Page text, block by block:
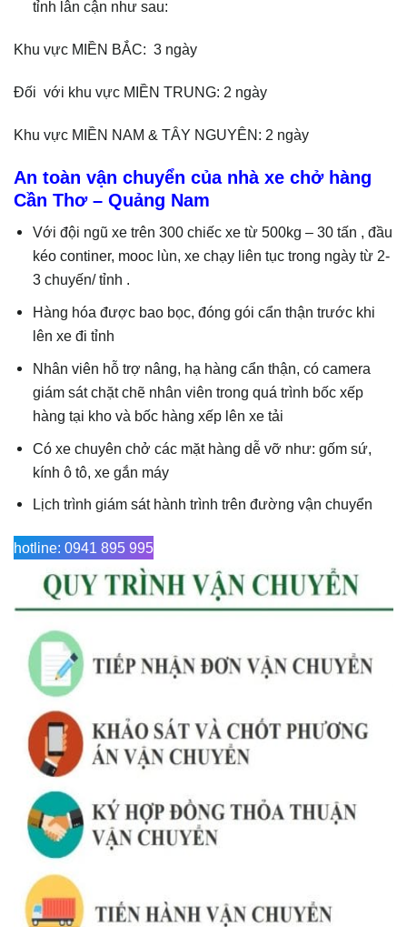
tỉnh lân cận như sau:
Khu vực MIỀN BẮC: 3 ngày
Đối với khu vực MIỀN TRUNG: 2 ngày
Khu vực MIỀN NAM & TÂY NGUYÊN: 2 ngày
An toàn vận chuyển của nhà xe chở hàng
Cần Thơ – Quảng Nam
Với đội ngũ xe trên 300 chiếc xe từ 500kg – 30 tấn , đầu
kéo continer, mooc lùn, xe chạy liên tục trong ngày từ 2-
3 chuyến/ tỉnh .
Hàng hóa được bao bọc, đóng gói cẩn thận trước khi
lên xe đi tỉnh
Nhân viên hỗ trợ nâng, hạ hàng cẩn thận, có camera
giám sát chặt chẽ nhân viên trong quá trình bốc xếp
hàng tại kho và bốc hàng xếp lên xe tải
Có xe chuyên chở các mặt hàng dễ vỡ như: gốm sứ,
kính ô tô, xe gắn máy
Lịch trình giám sát hành trình trên đường vận chuyển
hotline: 0941 895 995